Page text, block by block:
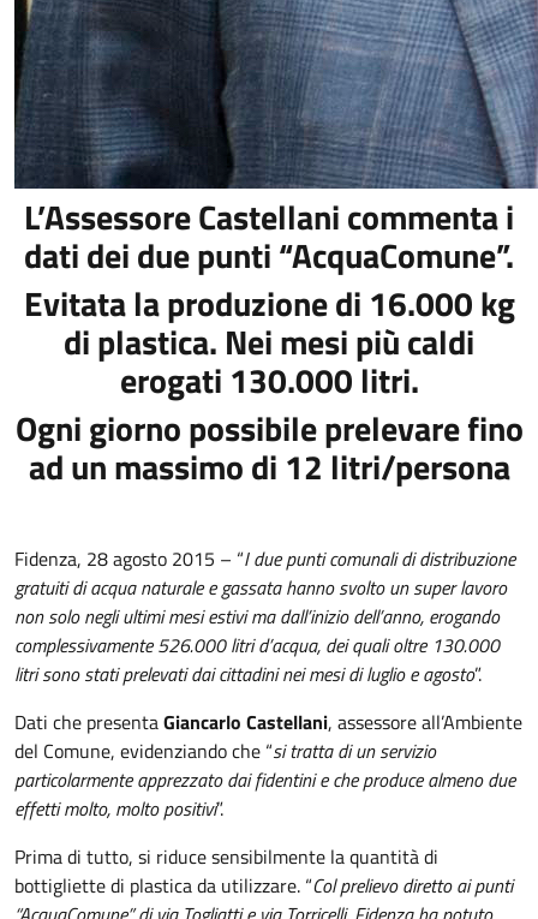
L’Assessore Castellani commenta i
dati dei due punti “AcquaComune”.
Evitata la produzione di 16.000 kg
di plastica. Nei mesi più caldi
erogati 130.000 litri.
Ogni giorno possibile prelevare fino
ad un massimo di 12 litri/persona
Fidenza, 28 agosto 2015 – “I due punti comunali di distribuzione
gratuiti di acqua naturale e gassata hanno svolto un super lavoro
non solo negli ultimi mesi estivi ma dall’inizio dell’anno, erogando
complessivamente 526.000 litri d’acqua, dei quali oltre 130.000
litri sono stati prelevati dai cittadini nei mesi di luglio e agosto”.
Dati che presentaGiancarlo Castellani, assessore all’Ambiente
del Comune, evidenziando che “si tratta di un servizio
particolarmente apprezzato dai fidentini e che produce almeno due
effetti molto, molto positivi”.
Prima di tutto, si riduce sensibilmente la quantità di
bottigliette di plastica da utilizzare. “Col prelievo diretto ai punti